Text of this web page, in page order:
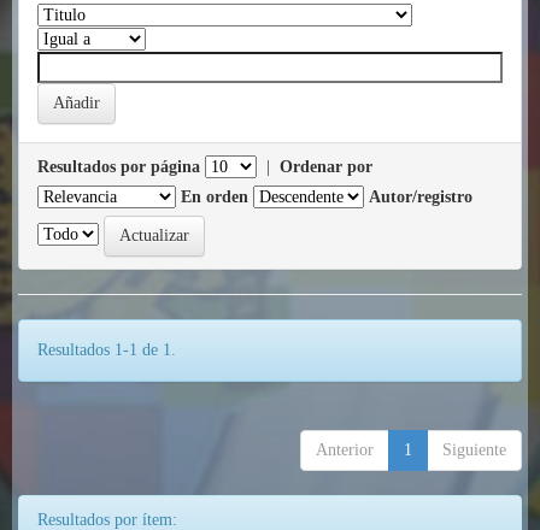
Resultados por página
Ordenar por
En orden
Autor/registro
Resultados 1-1 de 1.
Anterior 1 Siguiente
Resultados por ítem: